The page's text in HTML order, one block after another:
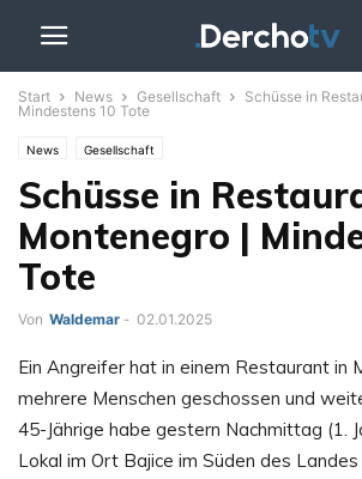
Start News Gesellschaft
Schüsse in
Mindestens 10 Tote
News Gesellschaft
Schüsse in
Montenegro |
Tote
Von Waldemar - 02.01.2025
Ein Angreifer hat in einem Restaurant in
mehrere Menschen geschossen und
45-Jährige habe gestern Nachmittag (1.
Lokal im Ort Bajice im Süden des